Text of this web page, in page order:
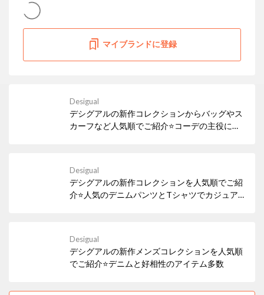
マイブランドに登録
Desigual
デシグアルの新作コレクションからバッグやス
カーフなど人気順でご紹介⭐コーデの主役にな
Desigual
デシグアルの新作コレクションを人気順でご紹
介⭐人気のデニムパンツとTシャツでカジュア
Desigual
デシグアルの新作メンズコレクションを人気順
でご紹介⭐デニムと好相性のアイテム多数